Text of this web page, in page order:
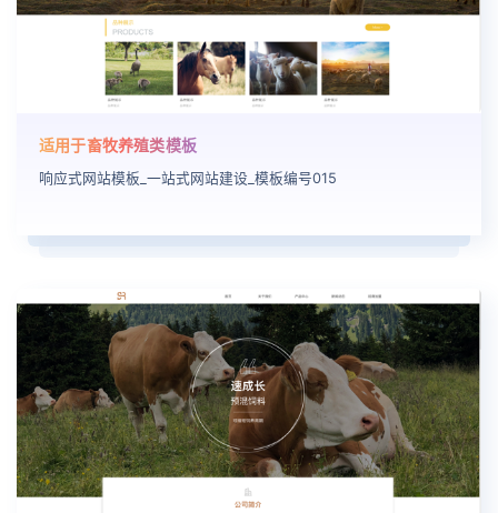
适用于畜牧养殖类模板
响应式网站模板_一站式网站建设_模板编号015